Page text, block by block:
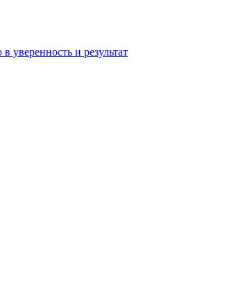
уверенность и результат